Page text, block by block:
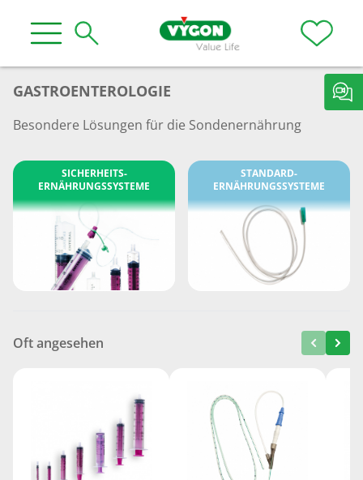
GASTROENTEROLOGIE
Besondere Lösungen für die Sondenernährung
SICHERHEITS­
ERNÄHRUNGSSYSTEME
STANDARD­
ERNÄHRUNGSSYSTEME
Oft angesehen